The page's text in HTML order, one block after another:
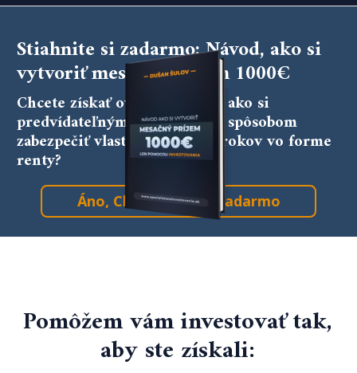
Stiahnite si zadarmo: Návod, ako si
vytvoriť mesačný príjem 1000€
Chcete získať overený návod, ako si
predvídateľným a bezpečným spôsobom
zabezpečiť vlastný príjem z úrokov vo forme
renty?
Áno, Chcem Návod Zadarmo
Pomôžem vám investovať tak,
aby ste získali: